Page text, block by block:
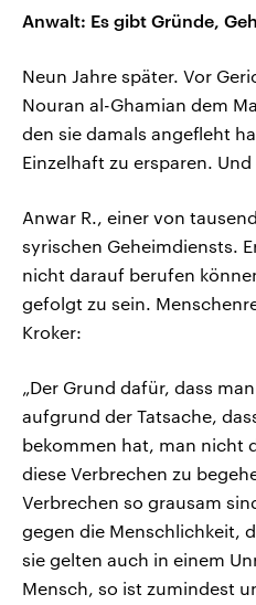
Anwalt: Es gibt Gründe,
Neun Jahre später. Vor
Nouran al-Ghamian dem
den sie damals angefleht
Einzelhaft zu ersparen.
Anwar R., einer von
syrischen Geheimdiensts.
nicht darauf berufen
gefolgt zu sein.
Kroker:
„Der Grund dafür, dass
aufgrund der Tatsache,
bekommen hat, man nicht
diese Verbrechen zu
Verbrechen so grausam
gegen die Menschlichkeit,
sie gelten auch in einem
Mensch, so ist zumindest